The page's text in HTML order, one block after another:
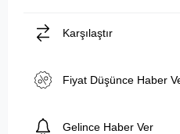
Karşılaştır
Fiyat Düşünce Haber
Gelince Haber Ver